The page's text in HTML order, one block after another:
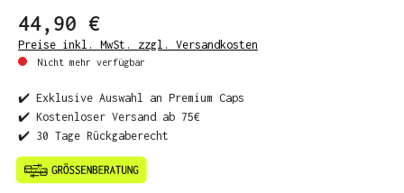
44,90 €
Preise inkl. MwSt. zzgl. Versandkosten
Nicht mehr verfügbar
✔️ Exklusive Auswahl an Premium Caps
✔️ Kostenloser Versand ab 75€
✔️ 30 Tage Rückgaberecht